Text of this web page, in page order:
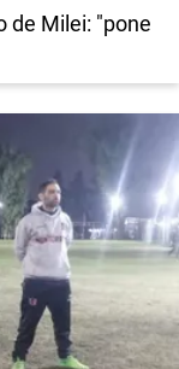
de Milei: "pone